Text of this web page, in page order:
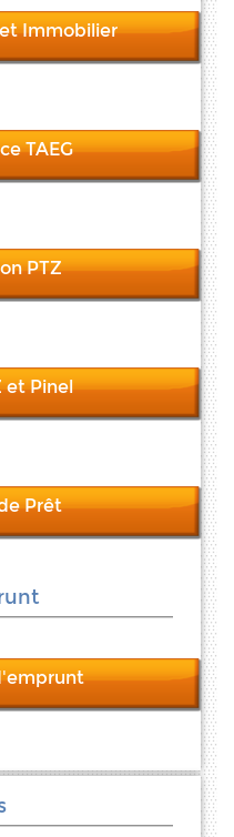
Immobilier
TAEG
PTZ
et Pinel
Prêt